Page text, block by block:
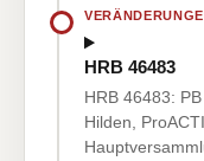
HRB 46483
HRB 46483:
Hilden,